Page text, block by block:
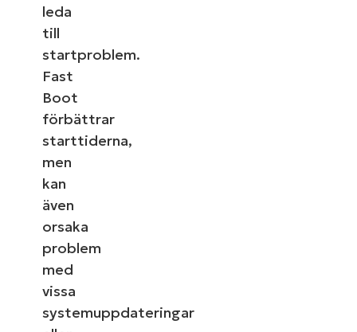
leda
till
startproblem.
Fast
Boot
förbättrar
starttiderna,
men
kan
även
orsaka
problem
med
vissa
systemuppdateringar